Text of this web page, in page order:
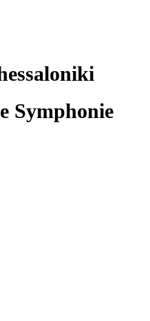
Symphonie